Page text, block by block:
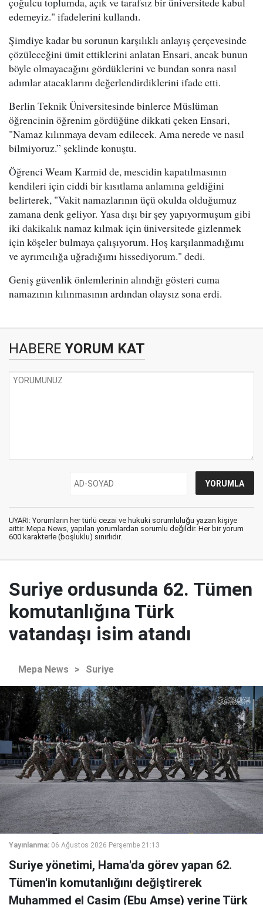
edemeyiz." ifadelerini kullandı.
Şimdiye kadar bu sorunun karşılıklı anlayış çerçevesinde
çözüleceğini ümit ettiklerini anlatan Ensari, ancak bunun
böyle olmayacağını gördüklerini ve bundan sonra nasıl
adımlar atacaklarını değerlendirdiklerini ifade etti.
Berlin Teknik Üniversitesinde binlerce Müslüman
öğrencinin öğrenim gördüğüne dikkati çeken Ensari,
"Namaz kılınmaya devam edilecek. Ama nerede ve nasıl
bilmiyoruz.” şeklinde konuştu.
Öğrenci Weam Karmid de, mescidin kapatılmasının
kendileri için ciddi bir kısıtlama anlamına geldiğini
belirterek, "Vakit namazlarının üçü okulda olduğumuz
zamana denk geliyor. Yasa dışı bir şey yapıyormuşum gibi
iki dakikalık namaz kılmak için üniversitede gizlenmek
için köşeler bulmaya çalışıyorum. Hoş karşılanmadığımı
ve ayrımcılığa uğradığımı hissediyorum." dedi.
Geniş güvenlik önlemlerinin alındığı gösteri cuma
namazının kılınmasının ardından olaysız sona erdi.
HABERE YORUM KAT
UYARI: Yorumların her türlü cezai ve hukuki sorumluluğu yazan kişiye
aittir. Mepa News, yapılan yorumlardan sorumlu değildir. Her bir yorum
600 karakterle (boşluklu) sınırlıdır.
Suriye ordusunda 62. Tümen
komutanlığına Türk
vatandaşı isim atandı
Mepa News > Suriye
Yayınlanma: 06 Ağustos 2026 Perşembe 21:13
Suriye yönetimi, Hama'da görev yapan 62.
Tümen'in komutanlığını değiştirerek
Muhammed el Casim (Ebu Amşe) yerine Türk